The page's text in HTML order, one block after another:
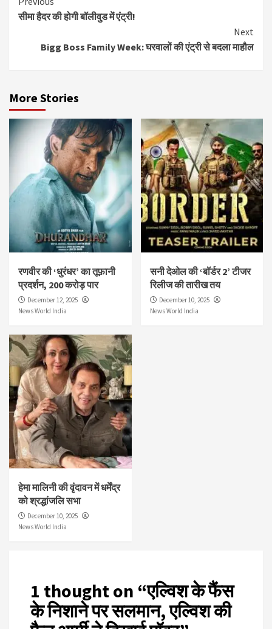
Reading
सीमा हैदर की होगी बॉलीवुड में एंट्री!
Next
Bigg Boss Family Week: घरवालों की एंट्री से बदला माहौल
More Stories
रणवीर की ‘धुरंधर’ का तूफ़ानी
प्रदर्शन, 200 करोड़ पार
December 12, 2025
News World India
सनी देओल की ‘बॉर्डर 2’ टीजर
रिलीज की तारीख तय
December 10, 2025
News World India
हेमा मालिनी की वृंदावन में धर्मेंद्र
को श्रद्धांजलि सभा
December 10, 2025
News World India
1 thought on “एल्विश के फैंस
के निशाने पर सलमान, एल्विश की